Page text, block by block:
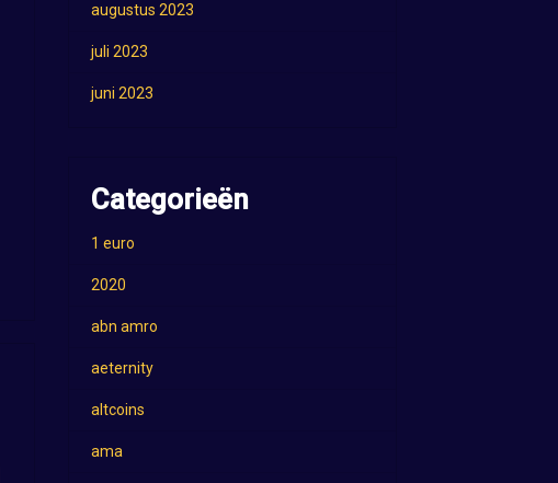
augustus 2023
juli 2023
juni 2023
Categorieën
1 euro
2020
abn amro
aeternity
altcoins
ama